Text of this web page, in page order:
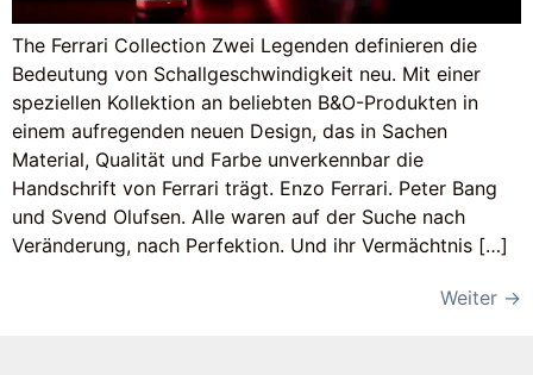
The Ferrari Collection Zwei Legenden definieren die
Bedeutung von Schallgeschwindigkeit neu. Mit einer
speziellen Kollektion an beliebten B&O-Produkten in
einem aufregenden neuen Design, das in Sachen
Material, Qualität und Farbe unverkennbar die
Handschrift von Ferrari trägt. Enzo Ferrari. Peter Bang
und Svend Olufsen. Alle waren auf der Suche nach
Veränderung, nach Perfektion. Und ihr Vermächtnis […]
Weiter →